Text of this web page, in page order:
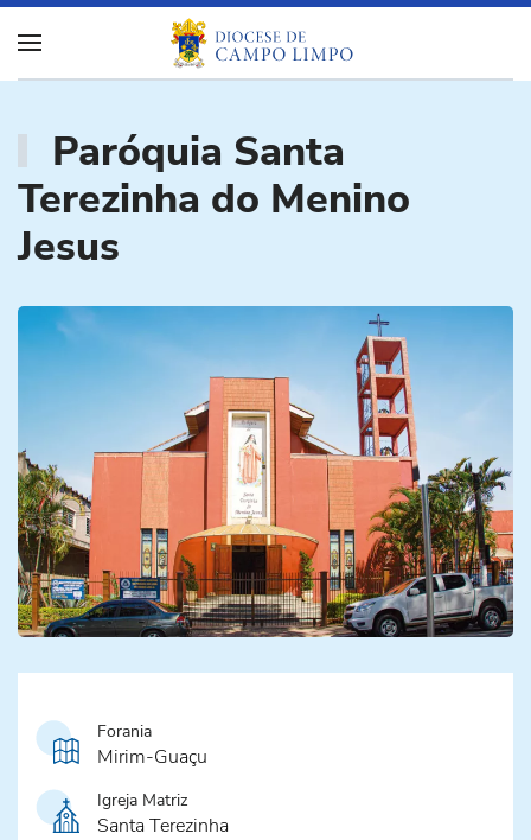
Paróquia Santa
Terezinha do Menino
Jesus
Forania
Mirim-Guaçu
Igreja Matriz
Santa Terezinha